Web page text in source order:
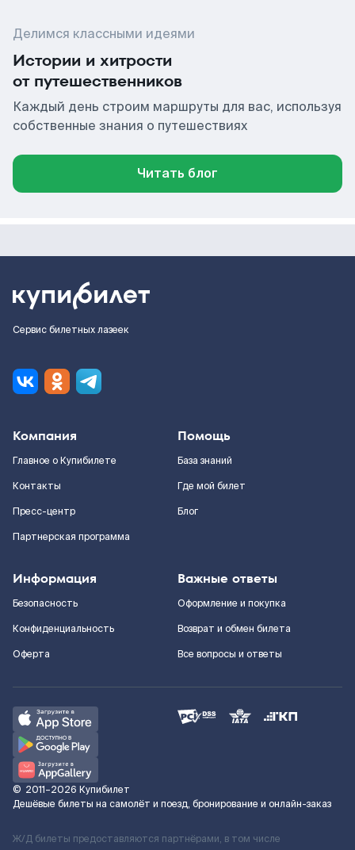
Делимся классными идеями
Истории и хитрости
от путешественников
Каждый день строим маршруты для вас, используя
собственные знания о путешествиях
Читать блог
Сервис билетных лазеек
Компания
Главное о Купибилете
Контакты
Пресс-центр
Партнерская программа
Помощь
База знаний
Где мой билет
Блог
Информация
Безопасность
Конфиденциальность
Оферта
Важные ответы
Оформление и покупка
Возврат и обмен билета
Все вопросы и ответы
© 2011–2026 Купибилет
Дешёвые билеты на самолёт и поезд, бронирование и онлайн-заказ
Ж/Д билеты предоставляются партнёрами, в том числе